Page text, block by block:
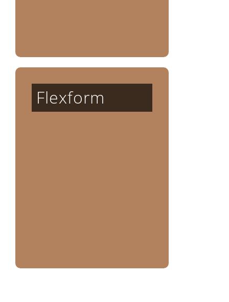
Flexform